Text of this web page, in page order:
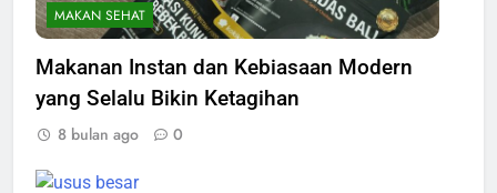
MAKAN SEHAT
Makanan Instan dan Kebiasaan Modern
yang Selalu Bikin Ketagihan
8 bulan ago 0